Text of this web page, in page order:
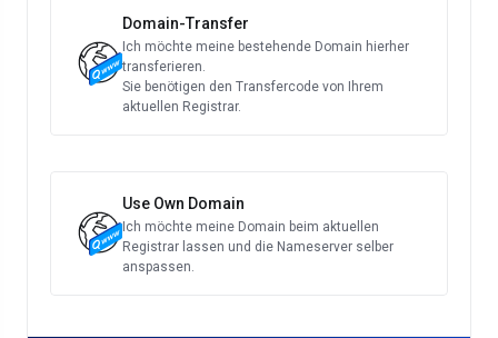
Domain-Transfer
Ich möchte meine bestehende Domain hierher
transferieren.
Sie benötigen den Transfercode von Ihrem
aktuellen Registrar.
Use Own Domain
Ich möchte meine Domain beim aktuellen
Registrar lassen und die Nameserver selber
anspassen.